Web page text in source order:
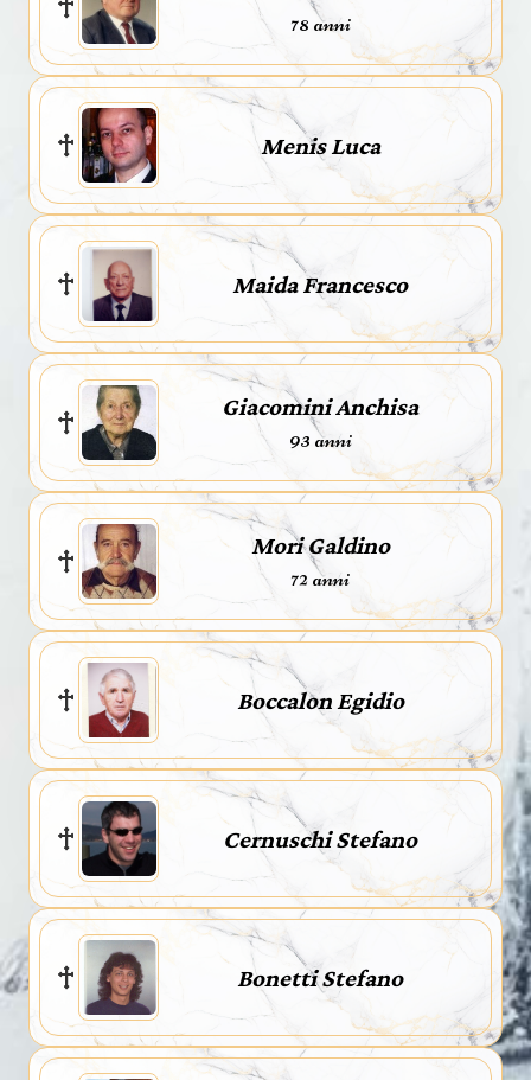
78 anni
Menis Luca
Maida Francesco
Giacomini Anchisa
93 anni
Mori Galdino
72 anni
Boccalon Egidio
Cernuschi Stefano
Bonetti Stefano